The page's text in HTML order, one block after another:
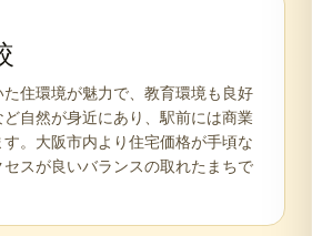
住環境が魅力で、教育環境も良好
自然が身近にあり、駅前には商業
。大阪市内より住宅価格が手頃な
スが良いバランスの取れたまちで